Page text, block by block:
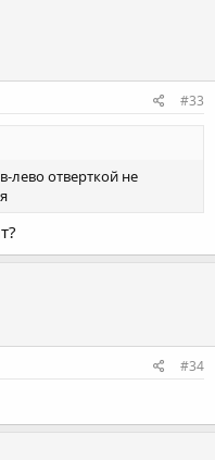
#33
лево отверткой не
#34